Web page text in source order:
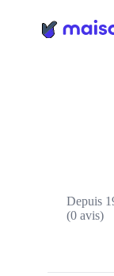
Depuis
(0 avis)